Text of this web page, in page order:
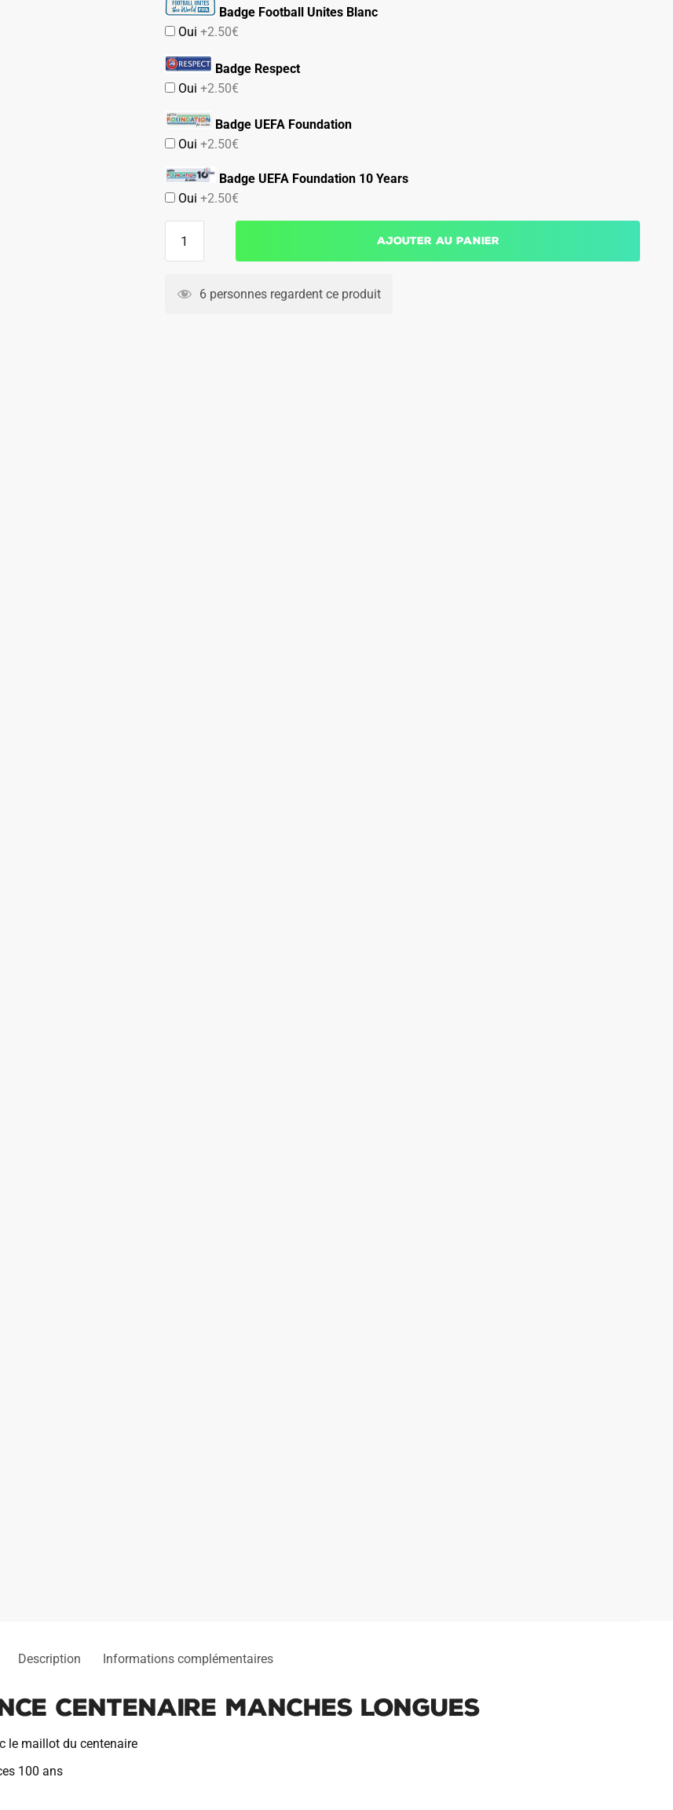
Badge Football Unites Blanc
Oui+2.50€
Badge Respect
Oui+2.50€
Badge UEFA Foundation
Oui+2.50€
Badge UEFA Foundation 10 Years
Oui+2.50€
Equipe
Ajouter au panier
6 personnes regardent ce produit
Description Informations complémentaires
Centenaire Manches Longues
le maillot du centenaire
100 ans